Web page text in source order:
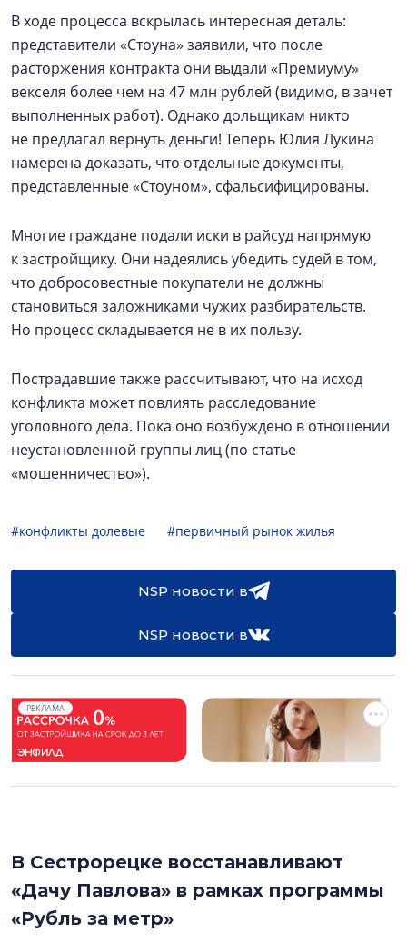
В ходе процесса вскрылась интересная деталь:
представители «Стоуна» заявили, что после
расторжения контракта они выдали «Премиуму»
векселя более чем на 47 млн рублей (видимо, в зачет
выполненных работ). Однако дольщикам никто
не предлагал вернуть деньги! Теперь Юлия Лукина
намерена доказать, что отдельные документы,
представленные «Стоуном», сфальсифицированы.
Многие граждане подали иски в райсуд напрямую
к застройщику. Они надеялись убедить судей в том,
что добросовестные покупатели не должны
становиться заложниками чужих разбирательств.
Но процесс складывается не в их пользу.
Пострадавшие также рассчитывают, что на исход
конфликта может повлиять расследование
уголовного дела. Пока оно возбуждено в отношении
неустановленной группы лиц (по статье
«мошенничество»).
#конфликты долевые #первичный рынок жилья
NSP новости в
NSP новости в
РЕКЛАМА
В Сестрорецке восстанавливают
«Дачу Павлова» в рамках программы
«Рубль за метр»